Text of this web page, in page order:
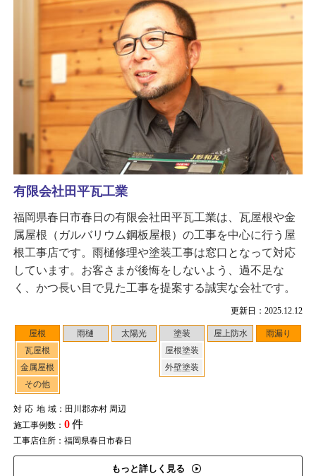
更新日：2025.12.12
屋根
瓦屋根
金属屋根
その他
雨樋 太陽光
塗装
屋根塗装
外壁塗装
屋上防水 雨漏り
対応地域：田川郡赤村 周辺
施工事例数： 0件
工事店住所：福岡県春日市春日
もっと詳しく見る
有限会社田平瓦工業
福岡県春日市春日の有限会社田平瓦工業は、瓦屋根や金
属屋根（ガルバリウム鋼板屋根）の工事を中心に行う屋
根工事店です。雨樋修理や塗装工事は窓口となって対応
しています。お客さまが後悔をしないよう、過不足な
く、かつ長い目で見た工事を提案する誠実な会社です。